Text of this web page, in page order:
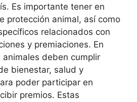
Es importante tener en
protección animal, así como
relacionados con
y premiaciones. En
animales deben cumplir
bienestar, salud y
poder participar en
premios. Estas